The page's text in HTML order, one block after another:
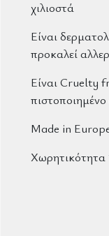
χιλιοστά
Είναι
προκαλεί
ΕίναιCruelty
Made in
Χωρητικότητα